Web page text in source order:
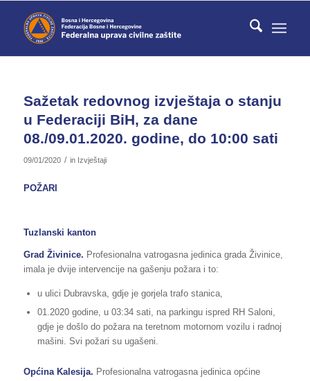
Sažetak redovnog izvještaja o stanju
u Federaciji BiH, za dane
08./09.01.2020. godine, do 10:00 sati
09/01/2020 / in Izvještaji
POŽARI
Tuzlanski kanton
Grad Živinice. Profesionalna vatrogasna jedinica grada Živinice,
imala je dvije intervencije na gašenju požara i to:
u ulici Dubravska, gdje je gorjela trafo stanica,
01.2020 godine, u 03:34 sati, na parkingu ispred RH Saloni,
gdje je došlo do požara na teretnom motornom vozilu i radnoj
mašini. Svi požari su ugašeni.
Općina Kalesija. Profesionalna vatrogasna jedinica općine